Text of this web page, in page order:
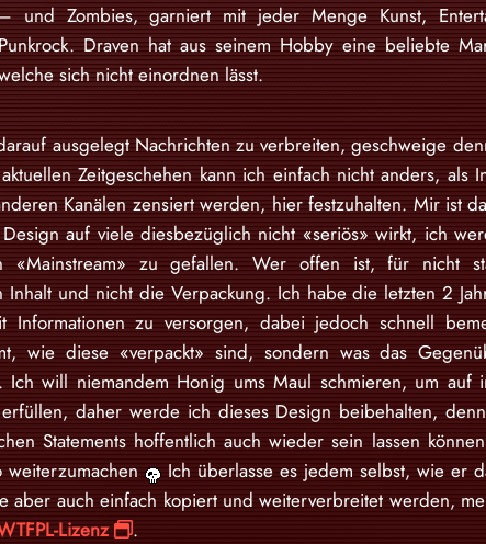
und Zombies, garniert mit jeder Menge Kunst,
Draven hat aus seinem Hobby eine beliebte
sich nicht einordnen lässt.
ausgelegt Nachrichten zu verbreiten, geschweige
Zeitgeschehen kann ich einfach nicht anders, als
Kanälen zensiert werden, hier festzuhalten. Mir ist
auf viele diesbezüglich nicht «seriös» wirkt, ich
zu gefallen. Wer offen ist, für nicht
Inhalt und nicht die Verpackung. Ich habe die letzten 2
Informationen zu versorgen, dabei jedoch schnell
wie diese «verpackt» sind, sondern was das
Ich will niemandem Honig ums Maul schmieren, um auf
daher werde ich dieses Design beibehalten,
Statements hoffentlich auch wieder sein lassen
weiterzumachen
Ich überlasse es jedem selbst, wie er
aber auch einfach kopiert und weiterverbreitet werden,
Lizenz .